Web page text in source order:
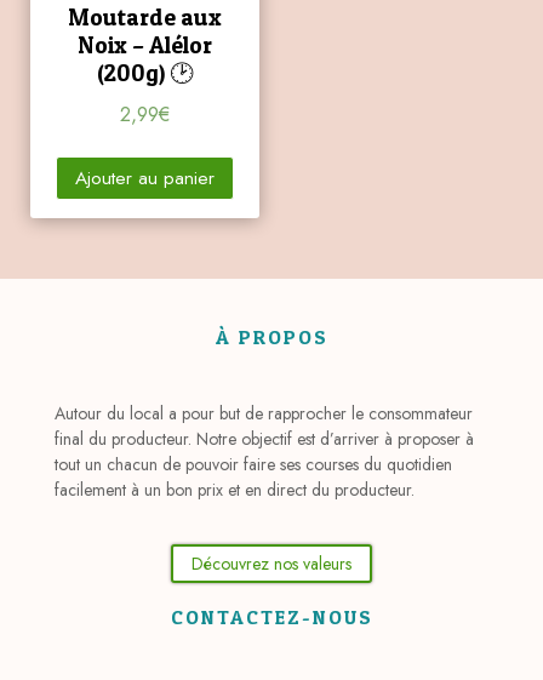
Moutarde aux
Noix – Alélor
(200g) 🕑
2,99€
Ajouter au panier
À PROPOS
Autour du local a pour but de rapprocher le consommateur
final du producteur. Notre objectif est d’arriver à proposer à
tout un chacun de pouvoir faire ses courses du quotidien
facilement à un bon prix et en direct du producteur.
Découvrez nos valeurs
CONTACTEZ-NOUS